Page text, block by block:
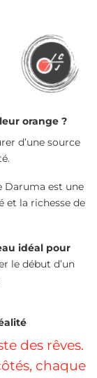
orange ?
d’une source
Daruma est une
et la richesse de
idéal pour
le début d’un
des rêves.
chaque